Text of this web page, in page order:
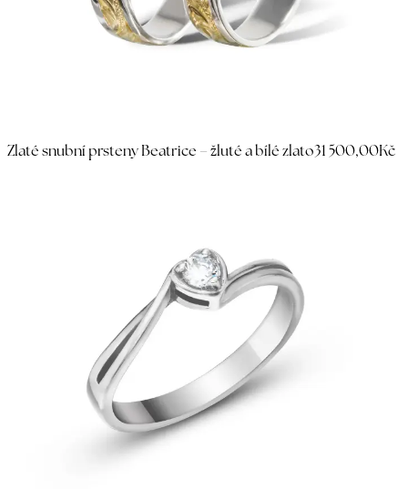
Zlaté snubní prsteny Beatrice – žluté a bílé zlato31 500,00Kč